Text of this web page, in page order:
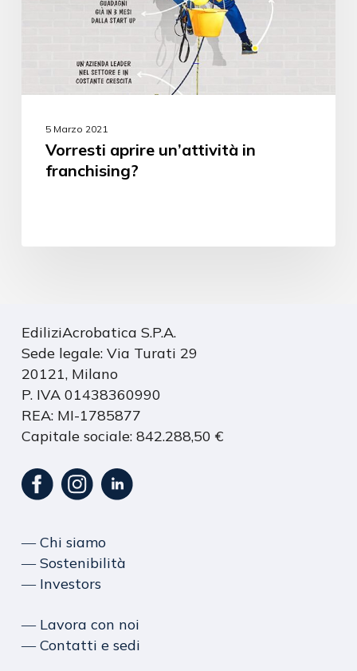
5 Marzo 2021
Vorresti aprire un’attività in
franchising?
EdiliziAcrobatica S.P.A.
Sede legale: Via Turati 29
20121, Milano
P. IVA 01438360990
REA: MI-1785877
Capitale sociale: 842.288,50 €
― Chi siamo
― Sostenibilità
― Investors
― Lavora con noi
― Contatti e sedi